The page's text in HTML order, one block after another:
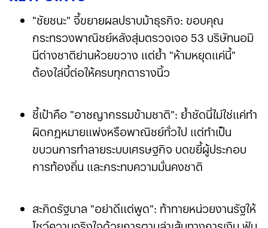
"ชัยชนะ" จี้ขยายผลปราบม้าธุรกิจ: ขอบคุณ
กระทรวงพาณิชย์หลังสุ่มตรวจเจอ 53 บริษัทนอมิ
นีต่างชาติย่านห้วยขวาง แต่ย้ำ "ห้ามหยุดแค่นี้"
ต้องไล่บี้ต่อให้ครบทุกตารางนิ้ว
ชี้เป้าคือ "อาชญากรรมข้ามชาติ": ย้ำชัดนี่ไม่ใช่แค่ทำ
ผิดกฎหมายแพ่งหรือพาณิชย์ทั่วไป แต่ทำเป็น
ขบวนการทำลายระบบเศรษฐกิจ บดขยี้ผู้ประกอบ
การท้องถิ่น และกระทบความมั่นคงชาติ
สะกิดรัฐบาล "อย่าดีแต่พูด": ท้าทายหน่วยงานรัฐให้